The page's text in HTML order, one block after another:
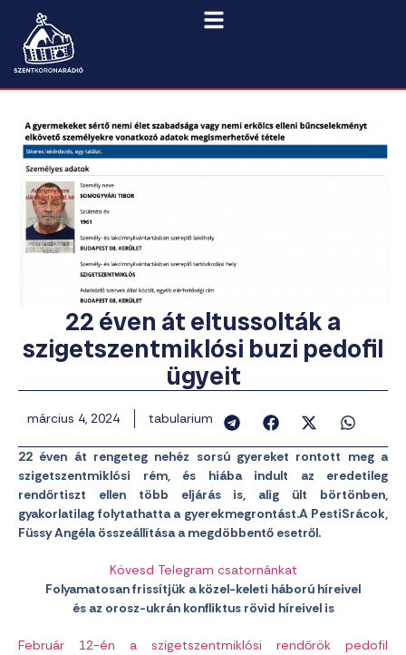
22 éven át eltussolták a
szigetszentmiklósi buzi pedofil
ügyeit
március 4, 2024 tabularium
22 éven át rengeteg nehéz sorsú gyereket rontott meg a
szigetszentmiklósi rém, és hiába indult az eredetileg
rendőrtiszt ellen több eljárás is, alig ült börtönben,
gyakorlatilag folytathatta a gyerekmegrontást.A PestiSrácok,
Füssy Angéla összeállítása a megdöbbentő esetről.
Kövesd Telegram csatornánkat
Folyamatosan frissítjük a közel-keleti háború híreivel
és az orosz-ukrán konfliktus rövid híreivel is
Február 12-én a szigetszentmiklósi rendőrök pedofil